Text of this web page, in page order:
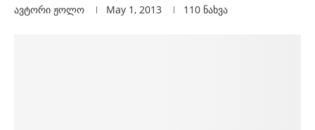
ავტორი Ჟოლო May 1, 2013 110 ნახვა